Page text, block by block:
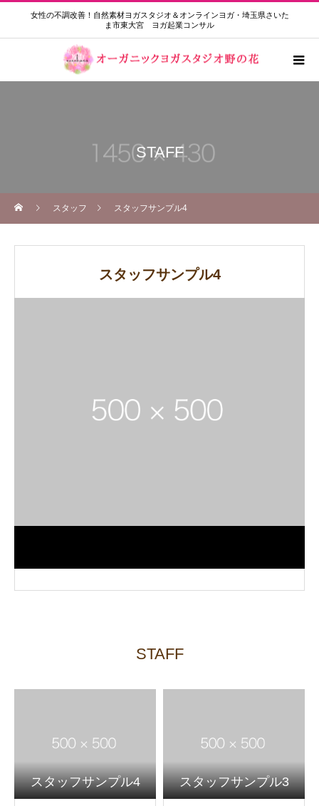
女性の不調改善！自然素材ヨガスタジオ＆オンラインヨガ・埼玉県さいた
ま市東大宮 ヨガ起業コンサル
STAFF
スタッフ スタッフサンプル4
スタッフサンプル4
STAFF
スタッフサンプル4 スタッフサンプル3